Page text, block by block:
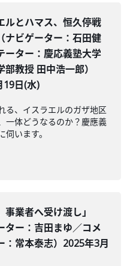
ルとハマス、恒久停戦
ナビゲーター：石田健
ーター：慶応義塾大学
部教授 田中浩一郎）
19日(水)
る、イスラエルのガザ地区
一体どうなるのか？慶應義
います。
事業者へ受け渡し」
ター：吉田まゆ／コメ
：常本泰志）2025年3月